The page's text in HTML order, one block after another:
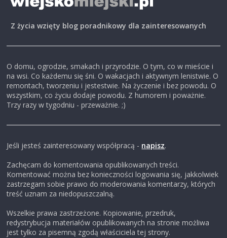
Z życia wzięty blog poradnikowy dla zainteresowanych
O domu, ogrodzie, smakach i przyrodzie. O tym, co w mieście i
na wsi. Co każdemu się śni. O wakacjach i aktywnym lenistwie. O
remontach, tworzeniu i jestestwie. Na życzenie i bez powodu. O
wszystkim, co życiu dodaje powodu. Z humorem i poważnie.
Trzy razy w tygodniu - przeważnie. ;)
Jeśli jesteś zainteresowany współpracą - napisz.
Zachęcam do komentowania opublikowanych treści.
Komentować można bez konieczności logowania się, jakkolwiek
zastrzegam sobie prawo do moderowania komentarzy, których
treść uznam za niedopuszczalną.
Wszelkie prawa zastrzeżone. Kopiowanie, przedruk,
redystrybucja materiałów opublikowanych na stronie możliwa
jest tylko za pisemną zgodą właściciela tej strony.